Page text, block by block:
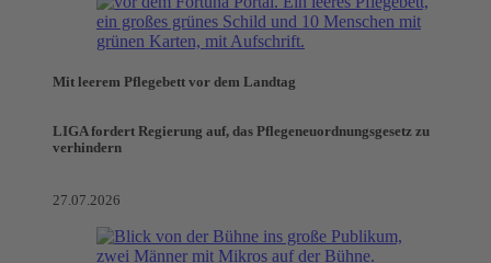
Mit leerem Pflegebett vor dem Landtag
LIGA fordert Regierung auf, das Pflegeneuordnungsgesetz zu
verhindern
27.07.2026